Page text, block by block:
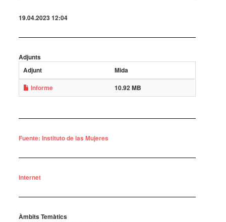
19.04.2023 12:04
Adjunts
Adjunt
Mida
Informe
10.92 MB
Fuente: Instituto de las Mujeres
Internet
Àmbits Temàtics